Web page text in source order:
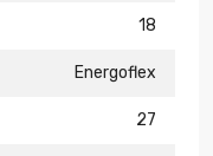
18
Energoflex
27